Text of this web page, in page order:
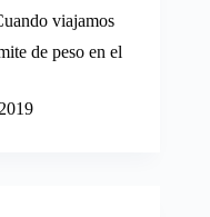
viajamos
de peso en el